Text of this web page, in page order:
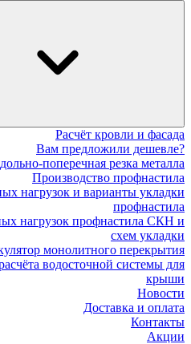
Расчёт кровли и фасада
Вам предложили дешевле?
поперечная резка металла
Производство профнастила
нагрузок и варианты укладки
профнастила
нагрузок профнастила СКН и
схем укладки
монолитного перекрытия
водосточной системы для
крыши
Новости
Доставка и оплата
Контакты
Акции